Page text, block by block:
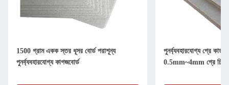
1500 গ্রাম একক স্তর ধূসর বোর্ড পরাশূন্য
পুনর্ব্যবহারযোগ্য কাগজবোর্ড
পুনর্ব্যবহারযোগ্য গ্রে
0.5mm~4mm গ্রে